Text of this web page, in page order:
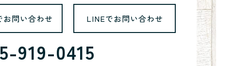
お問い合わせ LINEでお問い合わせ
919-0415